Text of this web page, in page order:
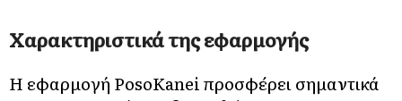
Χαρακτηριστικά της εφαρμογής
Η εφαρμογή PosoKanei προσφέρει σημαντικά